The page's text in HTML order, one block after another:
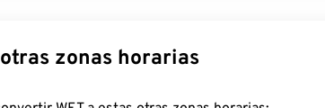
zonas horarias